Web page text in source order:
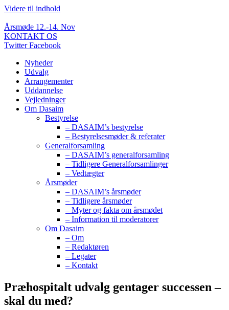
Videre til indhold
Årsmøde 12.-14. Nov
KONTAKT OS
Twitter Facebook
Nyheder
Udvalg
Arrangementer
Uddannelse
Vejledninger
Om Dasaim
Bestyrelse
– DASAIM’s bestyrelse
– Bestyrelsesmøder & referater
Generalforsamling
– DASAIM’s generalforsamling
– Tidligere Generalforsamlinger
– Vedtægter
Årsmøder
– DASAIM’s årsmøder
– Tidligere årsmøder
– Myter og fakta om årsmødet
– Information til moderatorer
Om Dasaim
– Om
– Redaktøren
– Legater
– Kontakt
Præhospitalt udvalg gentager successen –
skal du med?